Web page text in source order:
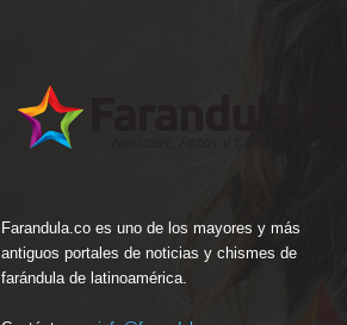
Farandula.co es uno de los mayores y más
antiguos portales de noticias y chismes de
farándula de latinoamérica.